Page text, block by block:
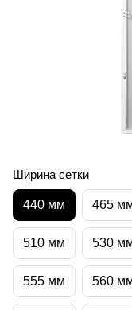
Ширина сетки
440 мм 465
510 мм 530
555 мм 560